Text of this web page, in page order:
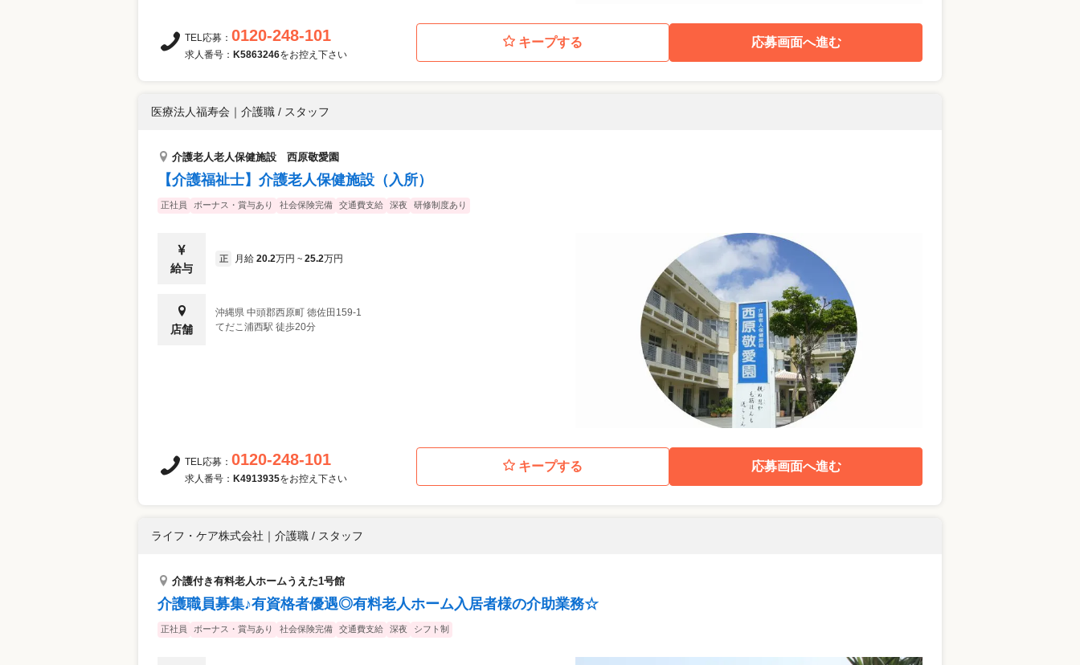
キープする 応募画面へ進む
TEL応募： 0120-248-101
求人番号： K5863246をお控え下さい
医療法人福寿会 ｜ 介護職 / スタッフ
介護老人老人保健施設 西原敬愛園
【介護福祉士】介護老人保健施設（入所）
正社員 ボーナス・賞与あり 社会保険完備 交通費支給 深夜 研修制度あり
給与
正 月給 20.2万円 ~ 25.2万円
店舗
沖縄県 中頭郡西原町 徳佐田159-1
てだこ浦西駅 徒歩20分
キープする 応募画面へ進む
TEL応募： 0120-248-101
求人番号： K4913935をお控え下さい
ライフ・ケア株式会社 ｜ 介護職 / スタッフ
介護付き有料老人ホームうえた1号館
介護職員募集♪有資格者優遇◎有料老人ホーム入居者様の介助業務☆
正社員 ボーナス・賞与あり 社会保険完備 交通費支給 深夜 シフト制